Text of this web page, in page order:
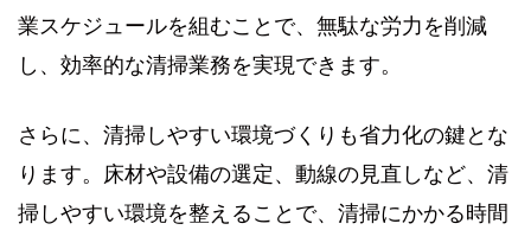
業スケジュールを組むことで、無駄な労力を削減
し、効率的な清掃業務を実現できます。
さらに、清掃しやすい環境づくりも省力化の鍵とな
ります。床材や設備の選定、動線の見直しなど、清
掃しやすい環境を整えることで、清掃にかかる時間